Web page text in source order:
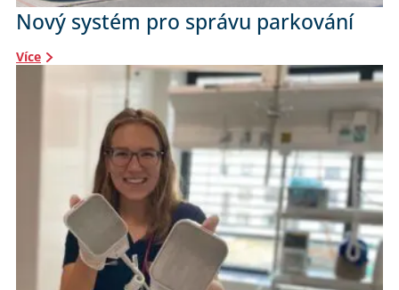
Nový systém pro správu parkování
Více